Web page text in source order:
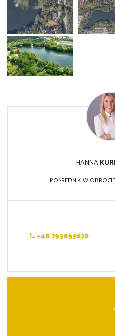
HANNA
POŚREDNIK W
+48 793699678